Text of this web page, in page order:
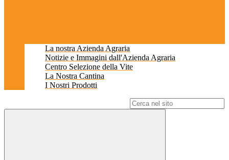
La nostra Azienda Agraria
Notizie e Immagini dall'Azienda Agraria
Centro Selezione della Vite
La Nostra Cantina
I Nostri Prodotti